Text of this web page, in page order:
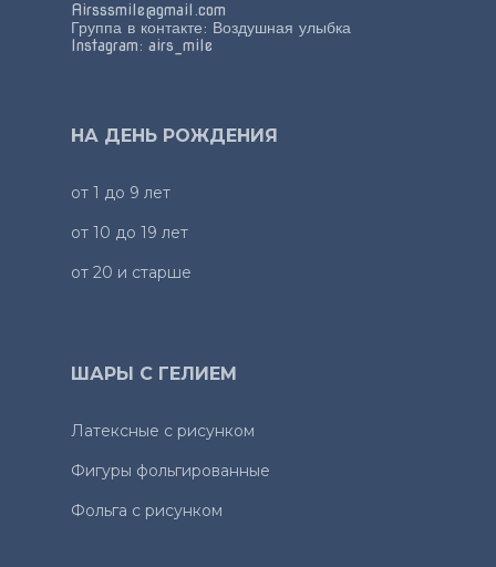
Airsssmile@gmail.com
Группа в контакте: Воздушная улыбка
Instagram: airs_mile
НА ДЕНЬ РОЖДЕНИЯ
от 1 до 9 лет
от 10 до 19 лет
от 20 и старше
ШАРЫ С ГЕЛИЕМ
Латексные с рисунком
Фигуры фольгированные
Фольга с рисунком